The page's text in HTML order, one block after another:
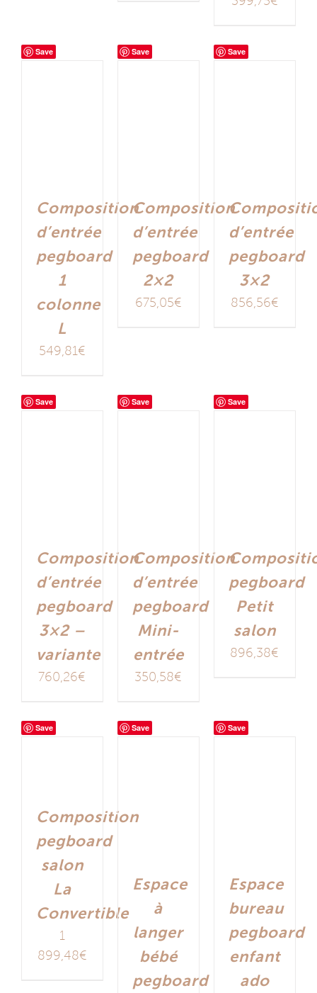
Save
Composition
d’entrée
pegboard
1
colonne
L
549,81 €
Save
Composition
d’entrée
pegboard
2×2
675,05€
Save
d’entrée
pegboard
3×2
856,56€
Save
Composition
d’entrée
pegboard
3×2 –
variante
760,26€
Save
Composition
d’entrée
pegboard
Mini-
entrée
350,58€
Save
pegboard
Petit
salon
896,38€
Save
Composition
pegboard
salon
La
Convertible
1
899,48€
Save
Espace
à
langer
bébé
pegboard
Save
Espace
bureau
pegboard
enfant
ado